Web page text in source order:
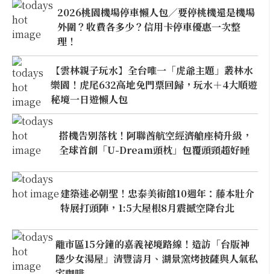
2026桃園機場停車懶人包／要停桃機還是機場
外圍？收費各多少？信用卡停車優惠一次整
理！
【雲林親子玩水】全台唯一「虎爺主題」叢林水
樂園！虎尾632高地免門票回歸，玩水＋4大順遊
秘境一日遊懶人包
搭機告別落枕！阿聯酋航空經濟艙座椅升級，
全球首創「U-Dream頭枕」包覆頭頸超好睡
建築迷必朝聖！忠泰美術館10週年：藤本壯介
特展打頭陣，1:5大屋根8月震撼空降台北
離市區15分鐘的嘉義祕境路線！造訪「台版神
隱少女湯屋」清豐濤月、湖景窯烤披薩與人氣私